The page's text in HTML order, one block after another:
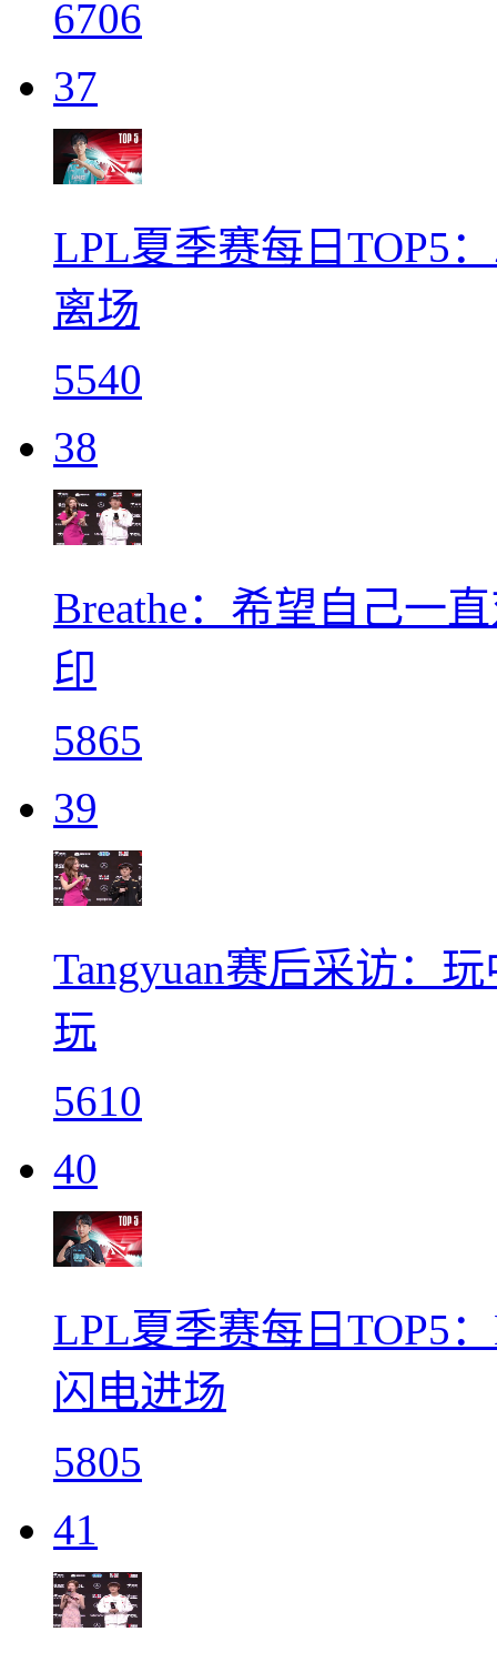
6706
37
LPL夏季赛每日TOP5
离场
5540
38
Breathe：希望自己一
印
5865
39
Tangyuan赛后采访：
玩
5610
40
LPL夏季赛每日TOP5
闪电进场
5805
41